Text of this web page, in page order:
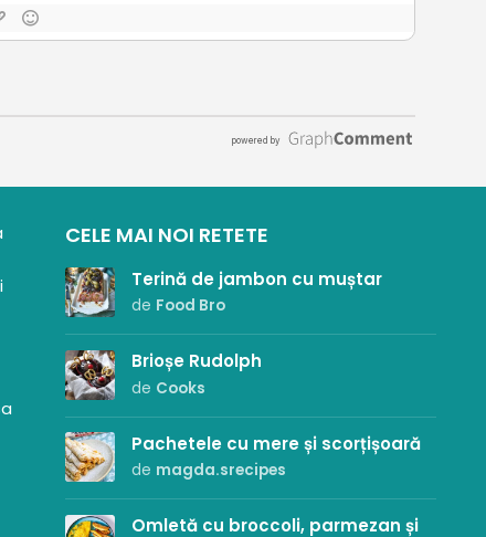
CELE MAI NOI RETETE
Terină de jambon cu muștar
de Food Bro
Brioșe Rudolph
de Cooks
Pachetele cu mere și scorțișoară
de magda.srecipes
Omletă cu broccoli, parmezan și